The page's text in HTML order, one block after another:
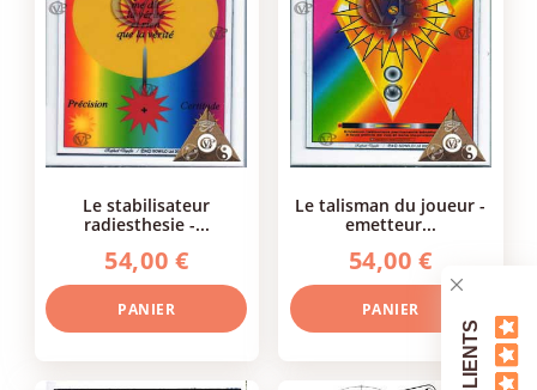
le stabilisateur
radiesthesie -...
54,00 €
PANIER
le talisman du joueur -
emetteur...
54,00 €
PANIER